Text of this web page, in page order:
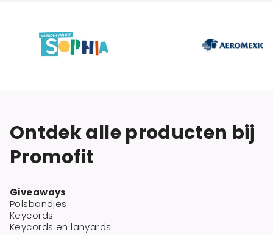
Ontdek alle producten bij
Promofit
Giveaways
Polsbandjes
Keycords
Keycords en lanyards